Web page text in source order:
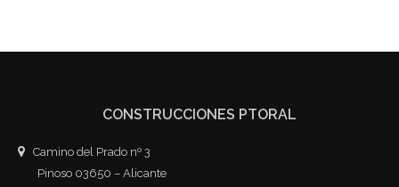
CONSTRUCCIONES PTORAL
Camino del Prado nº 3
Pinoso 03650 – Alicante